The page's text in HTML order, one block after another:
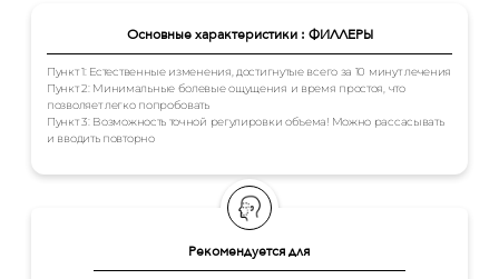
Рекомендуется для
Основные характеристики : ФИЛЛЕРЫ
Пункт 1: Естественные изменения, достигнутые всего за 10 минут лечения
Пункт 2: Минимальные болевые ощущения и время простоя, что
позволяет легко попробовать
Пункт 3: Возможность точной регулировки объема! Можно рассасывать
и вводить повторно